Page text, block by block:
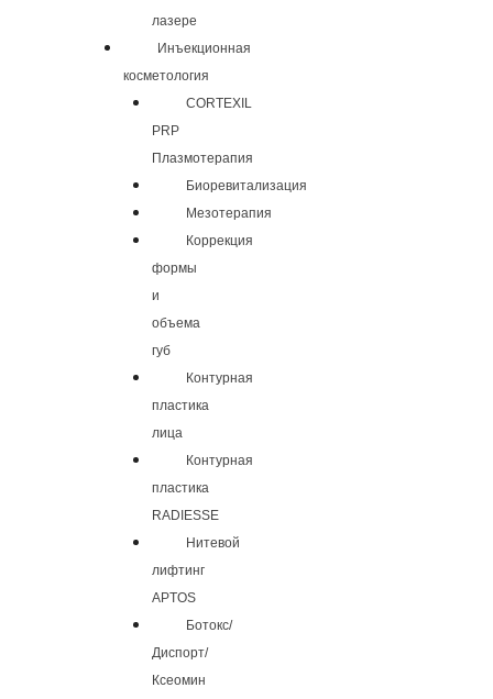
лазере
Инъекционная
косметология
CORTEXIL
PRP
Плазмотерапия
Биоревитализация
Мезотерапия
Коррекция
формы
и
объема
губ
Контурная
пластика
лица
Контурная
пластика
RADIESSE
Нитевой
лифтинг
APTOS
Ботокс/
Диспорт/
Ксеомин